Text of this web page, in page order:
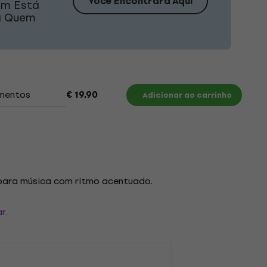
Está
€ 19,90 Adicionar ao carrinho
música com ritmo acentuado.